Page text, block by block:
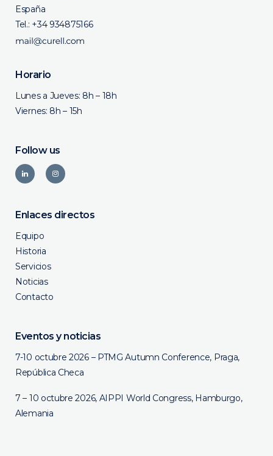
España
Tel.: +34 934875166
Horario
Lunes a Jueves: 8h – 18h
Viernes: 8h – 15h
Follow us
Enlaces directos
Equipo
Historia
Servicios
Noticias
Contacto
Eventos y noticias
7-10 octubre 2026 – PTMG Autumn Conference, Praga,
República Checa
7 – 10 octubre 2026, AIPPI World Congress, Hamburgo,
Alemania